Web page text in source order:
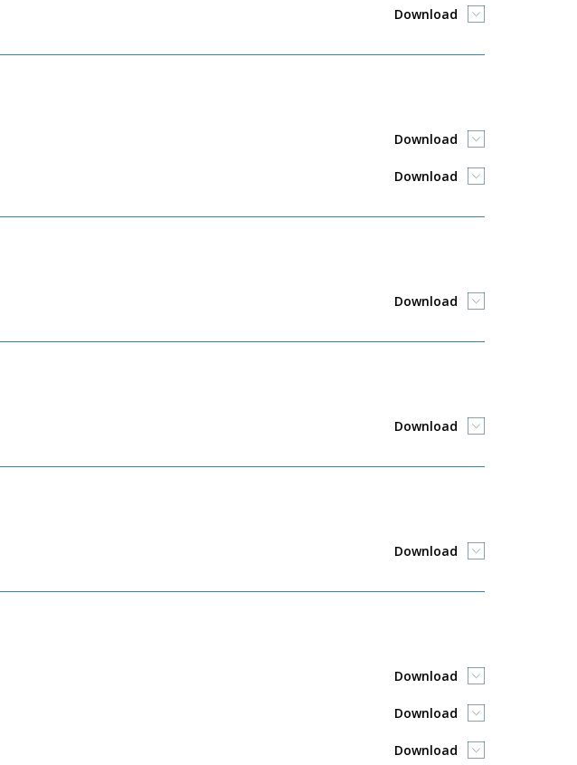
Download
Download
Download
Download
Download
Download
Download
Download
Download